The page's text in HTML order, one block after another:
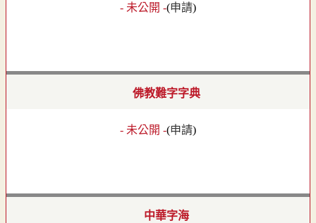
- 未公開 -(申請)
佛教難字字典
- 未公開 -(申請)
中華字海